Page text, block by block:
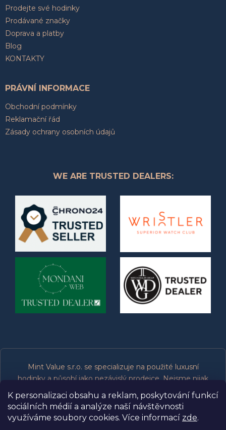
K personalizaci obsahu a reklam, poskytování funkcí
sociálních médií a analýze naší návštěvnosti
využíváme soubory cookies. Více informací zde.
Prodejte své hodinky
Prodávané značky
Doprava a platby
Blog
KONTAKTY
PRÁVNÍ INFORMACE
Obchodní podmínky
Reklamační řád
Zásady ochrany osobních údajů
WE ARE TRUSTED DEALERS:
Mint Value s.r.o. se specializuje na použité luxusní
hodinky a působí jako nezávislý prodejce. Nejsme nijak
spojeni, přidruženi, oprávněni ani podporováni výrobci
značek, které prodáváme. Všechny ochranné známky
patří jejich příslušným vlastníkům.